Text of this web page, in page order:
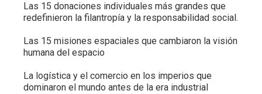
Las 15 donaciones individuales más grandes que
redefinieron la filantropía y la responsabilidad social.
Las 15 misiones espaciales que cambiaron la visión
humana del espacio
La logística y el comercio en los imperios que
dominaron el mundo antes de la era industrial